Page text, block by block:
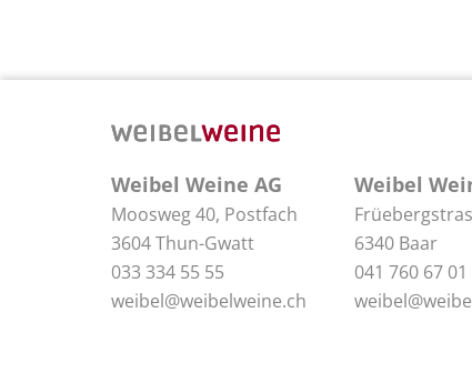
Weibel Weine AG
Moosweg 40, Postfach
3604 Thun-Gwatt
033 334 55 55
weibel@weibelweine.ch
Weibel
6340 Baar
041 760 67 01